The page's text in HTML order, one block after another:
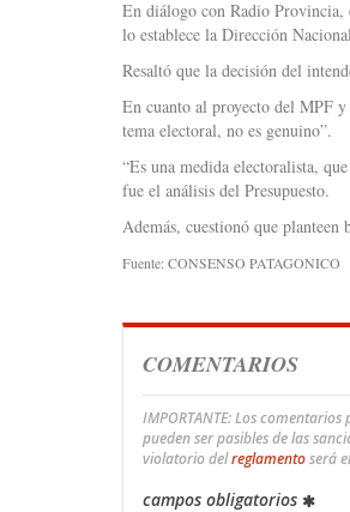
En diálogo con Radio
lo establece la Dirección
Resaltó que la decisión del
En cuanto al proyecto del MPF
tema electoral, no es genuino”.
“Es una medida electoralista,
fue el análisis del Presupuesto.
Además, cuestionó que
Fuente: CONSENSO PATAGONICO
COMENTARIOS
IMPORTANTE: Los
pueden ser pasibles de las
violatorio delreglamentoserá
campos obligatorios